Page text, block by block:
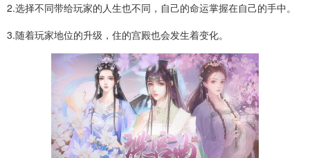
2.选择不同带给玩家的人生也不同，自己的命运掌握在自己的手中。
3.随着玩家地位的升级，住的宫殿也会发生着变化。